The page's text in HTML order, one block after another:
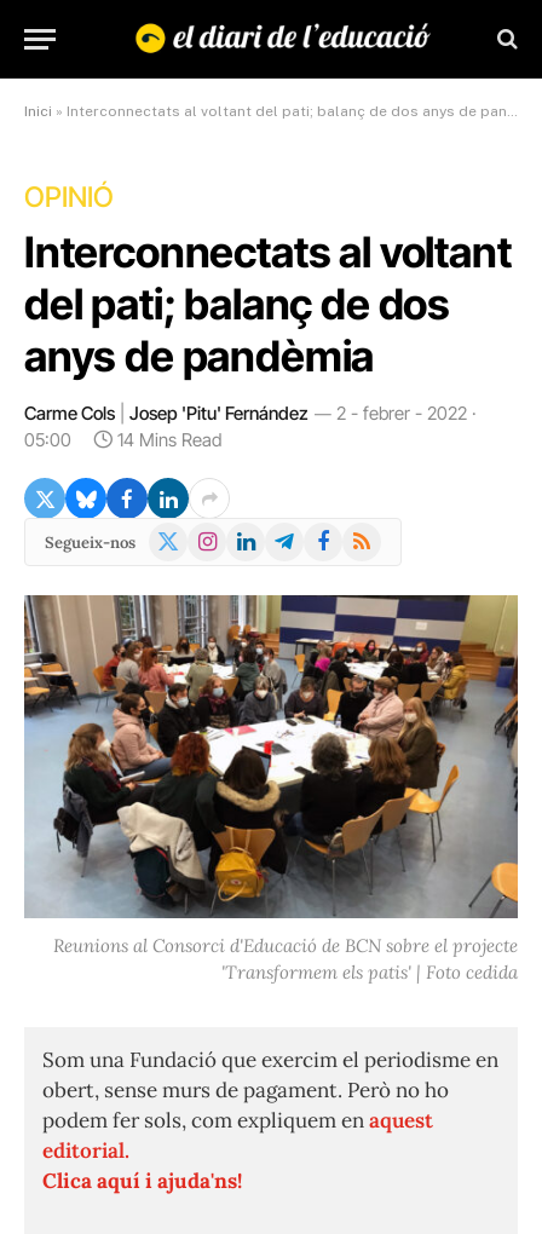
Inici » Interconnectats al voltant del pati; balanç de dos anys de pandèmia
OPINIÓ
Interconnectats al voltant
del pati; balanç de dos
anys de pandèmia
Carme Cols Josep 'Pitu' Fernández
2 - febrer - 2022 ·
05:00
14 Mins Read
Segueix-nos
X
Instagram
LinkedInTelegramFacebook
RSS
Reunions al Consorci d'Educació de BCN sobre el projecte
'Transformem els patis' | Foto cedida
Som una Fundació que exercim el periodisme en
obert, sense murs de pagament. Però no ho
podem fer sols, com expliquem enaquest
editorial.
Clica aquí i ajuda'ns!